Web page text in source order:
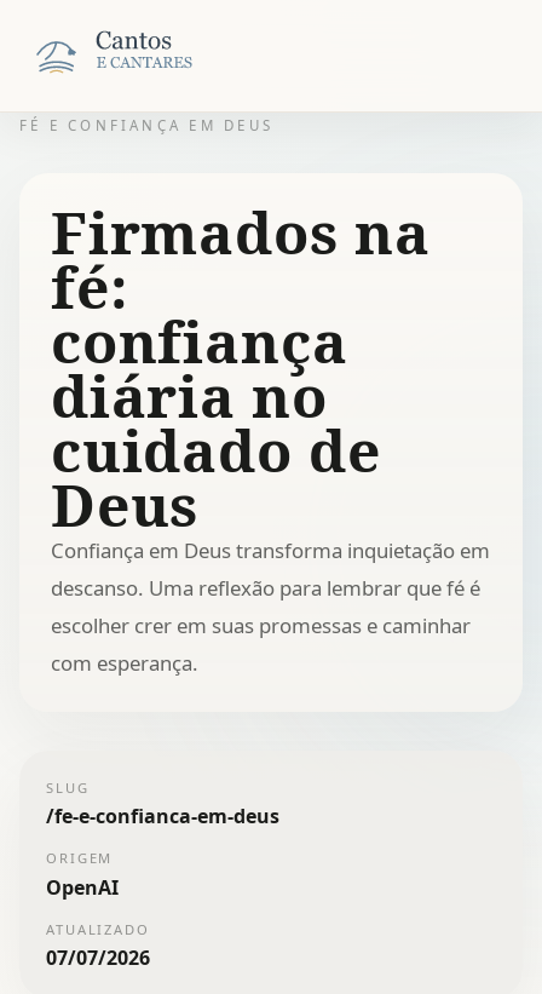
FÉ E CONFIANÇA EM DEUS
Firmados na
fé:
confiança
diária no
cuidado de
Deus
Confiança em Deus transforma inquietação em
descanso. Uma reflexão para lembrar que fé é
escolher crer em suas promessas e caminhar
com esperança.
SLUG
/fe-e-confianca-em-deus
ORIGEM
OpenAI
ATUALIZADO
07/07/2026